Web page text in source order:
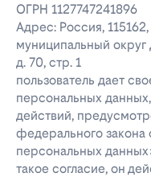
ОГРН 1127747241896
Адрес: Россия, 115162,
муниципальный
д. 70, стр. 1
пользователь дает
персональных
действий,
федерального закона
персональных
такое согласие, он